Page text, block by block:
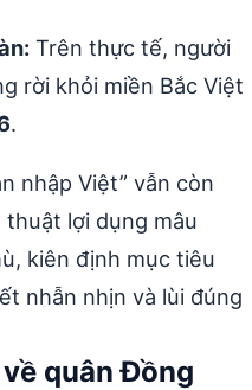
Trên thực tế, người
rời khỏi miền Bắc Việt
.
nhập Việt” vẫn còn
lợi dụng mâu
kiên định mục tiêu
nhẫn nhịn và lùi đúng
quân Đồng